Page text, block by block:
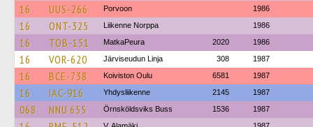
16 UUS-266 Porvoon 1986
16 ONT-325 Liikenne Norppa 1986
16 TOB-151 MatkaPeura 2020 1986
16 VOR-620 Järviseudun Linja 308 1987
16 BCE-738 Koiviston Oulu 6581 1987
16 IAC-916 Yhdysliikenne 2145 1987
068 NNU 655 Örnsköldsviks Buss 1536 1987